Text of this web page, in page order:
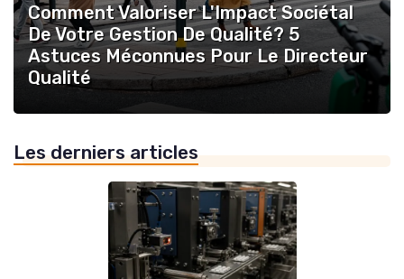
Comment Valoriser L'Impact Sociétal
De Votre Gestion De Qualité? 5
Astuces Méconnues Pour Le Directeur
Qualité
Les derniers articles